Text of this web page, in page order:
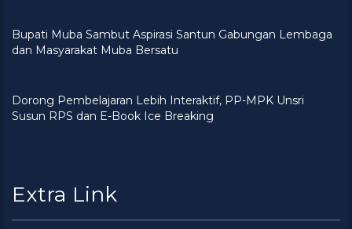
Bupati Muba Sambut Aspirasi Santun Gabungan Lembaga
dan Masyarakat Muba Bersatu
Dorong Pembelajaran Lebih Interaktif, PP-MPK Unsri
Susun RPS dan E-Book Ice Breaking
Extra Link